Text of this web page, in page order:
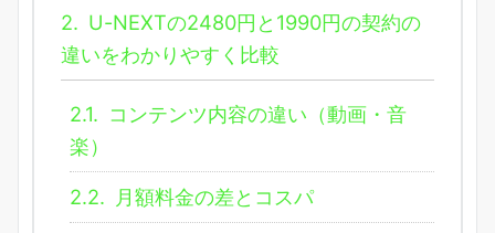
2. U-NEXTの2480円と1990円の契約の
違いをわかりやすく比較
2.1. コンテンツ内容の違い（動画・音
楽）
2.2. 月額料金の差とコスパ